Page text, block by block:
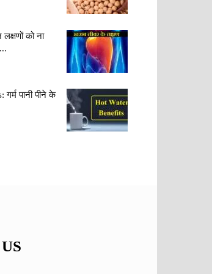
को ना
पानी पीने के